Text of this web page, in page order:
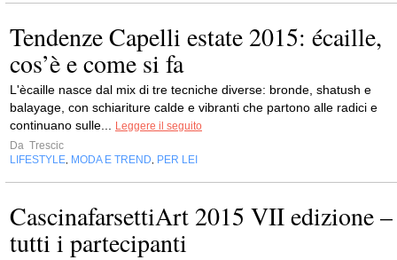
Tendenze Capelli estate 2015: écaille,
cos’è e come si fa
L'ècaille nasce dal mix di tre tecniche diverse: bronde, shatush e
balayage, con schiariture calde e vibranti che partono alle radici e
continuano sulle...
Leggere il seguito
Da Trescic
LIFESTYLE MODA E TREND PER LEI
CascinafarsettiArt 2015 VII edizione –
tutti i partecipanti